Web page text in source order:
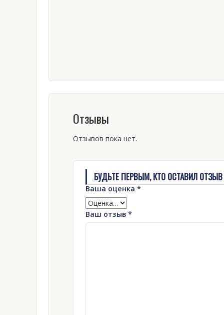
Отзывы
Отзывов пока нет.
БУДЬТЕ ПЕРВЫМ, КТО ОСТАВИЛ
Ваша оценка *
Ваш отзыв *